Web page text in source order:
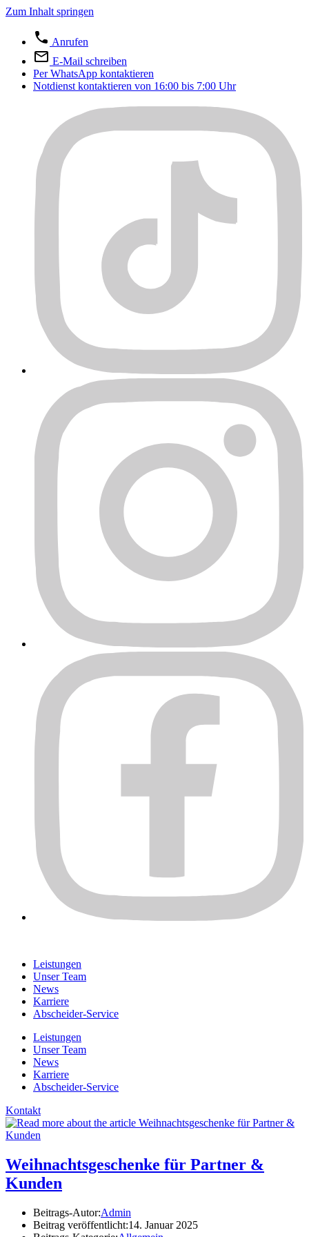
Zum Inhalt springen
Anrufen
E-Mail schreiben
Per WhatsApp kontaktieren
Notdienst kontaktieren von 16:00 bis 7:00 Uhr
Leistungen
Unser Team
News
Karriere
Abscheider-Service
Leistungen
Unser Team
News
Karriere
Abscheider-Service
Kontakt
Weihnachtsgeschenke für Partner &
Kunden
Beitrags-Autor:Admin
Beitrag veröffentlicht:14. Januar 2025